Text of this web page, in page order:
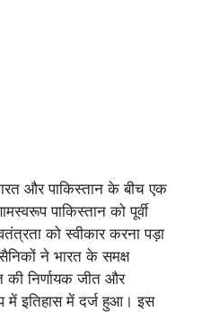
और पाकिस्तान के बीच एक
पाकिस्तान को पूर्वी
को स्वीकार करना पड़ा
ने भारत के समक्ष
की निर्णायक जीत और
में इतिहास में दर्ज हुआ। इस